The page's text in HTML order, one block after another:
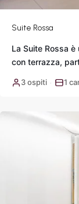
Suite Rossa
La Suite Rossa
con terrazza,
3 ospiti · 1
Piazza
Popolo,